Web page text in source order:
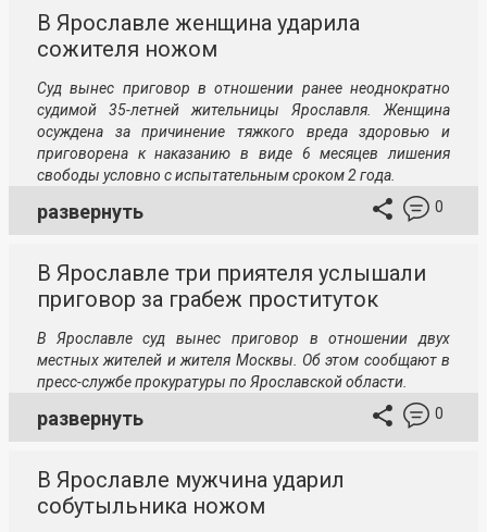
В Ярославле женщина ударила
сожителя ножом
Суд вынес приговор в отношении ранее неоднократно
судимой 35-летней жительницы Ярославля. Женщина
осуждена за причинение тяжкого вреда здоровью и
приговорена к наказанию в виде 6 месяцев лишения
свободы условно с испытательным сроком 2 года.
развернуть 0
В Ярославле три приятеля услышали
приговор за грабеж проституток
В Ярославле суд вынес приговор в отношении двух
местных жителей и жителя Москвы. Об этом сообщают в
пресс-службе прокуратуры по Ярославской области.
развернуть 0
В Ярославле мужчина ударил
собутыльника ножом